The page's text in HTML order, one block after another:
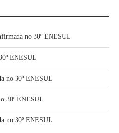
no 30º ENESUL
ENESUL
no 30º ENESUL
30º ENESUL
no 30º ENESUL